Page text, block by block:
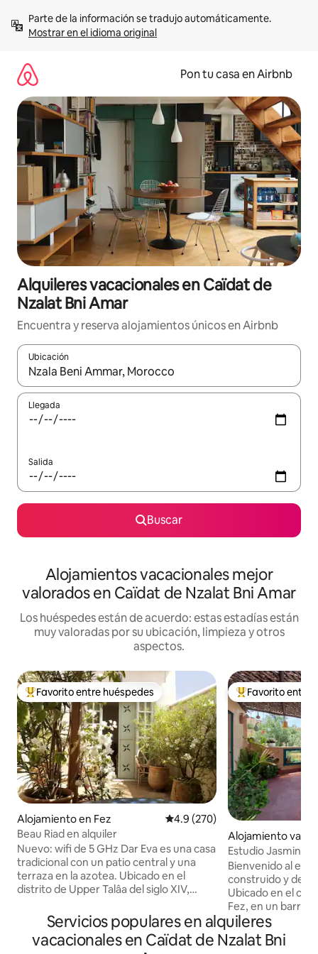
contenidoMostrar en el idioma original
Pon tu casa en Airbnb
Alquileres vacacionales en Caïdat de
Nzalat Bni Amar
Encuentra y reserva alojamientos únicos en Airbnb
Ubicación
Cuando los resultados estén disponibles, navega con las
Llegada
Salida
Buscar
Alojamientos vacacionales mejor
valorados en Caïdat de Nzalat Bni Amar
Los huéspedes están de acuerdo: estas estadías están
muy valoradas por su ubicación, limpieza y otros
aspectos.
Favorito entre huéspedes preferido
Favorito entre huéspedes
Alojamiento en Fez Calificación promedio: 4.9 de
4.9 (270)
Beau Riad en alquiler
Nuevo: wifi de 5 GHz Dar Eva es una casa
tradicional con un patio central y una
terraza en la azotea. Ubicado en el
distrito de Upper Talâa del siglo XIV,
lugares de interés de la Medina, así como
a los mercados y restaurantes cercanos.
¡Este riad es ideal para un descanso
Favorito entre
Favorito entre
Alojamiento
ez
Estudio Jasmine
Bienvenido al
construido y
Ubicado en el
Fez, en un barrio
lejos de los
la ciudad nueva. Te daré la bienvenida en
persona y te
Servicios populares en alquileres
vacacionales en Caïdat de Nzalat Bni